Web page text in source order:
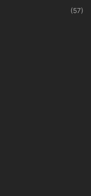
(57)